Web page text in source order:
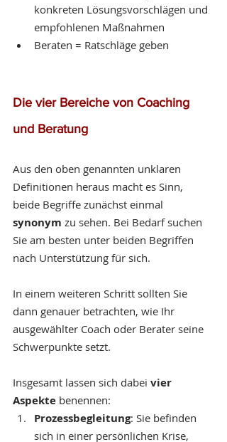
konkreten Lösungsvorschlägen und
empfohlenen Maßnahmen
Beraten = Ratschläge geben
Die vier Bereiche von Coaching
und Beratung
Aus den oben genannten unklaren
Definitionen heraus macht es Sinn,
beide Begriffe zunächst einmal
synonym zu sehen. Bei Bedarf suchen
Sie am besten unter beiden Begriffen
nach Unterstützung für sich.
In einem weiteren Schritt sollten Sie
dann genauer betrachten, wie Ihr
ausgewählter Coach oder Berater seine
Schwerpunkte setzt.
Insgesamt lassen sich dabei vier
Aspekte benennen:
Prozessbegleitung: Sie befinden
sich in einer persönlichen Krise,